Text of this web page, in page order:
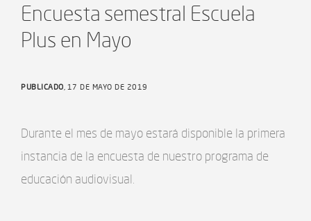
Encuesta semestral Escuela
Plus en Mayo
PUBLICADO, 17 DE MAYO DE 2019
Durante el mes de mayo estará disponible la primera
instancia de la encuesta de nuestro programa de
educación audiovisual.